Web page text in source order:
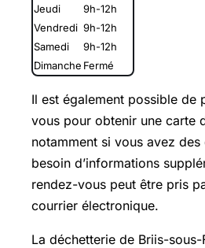
Jeudi
9h-12h
Vendredi 9h-12h
Samedi
9h-12h
Dimanche Fermé
Il est également possible de
vous pour obtenir une carte
notamment si vous avez des
besoin d’informations
rendez-vous peut être pris
courrier électronique.
La déchetterie de Briis-